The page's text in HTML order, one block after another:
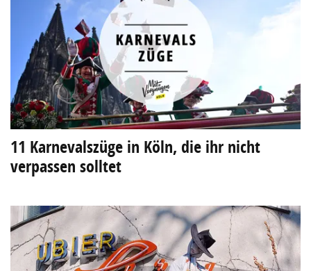
11 Karnevalszüge in Köln, die ihr nicht
verpassen solltet